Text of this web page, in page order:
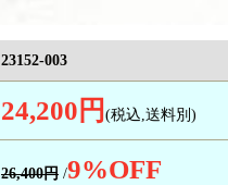
23152-003
24,200円 (税込,送料別)
26,400円 /9%OFF